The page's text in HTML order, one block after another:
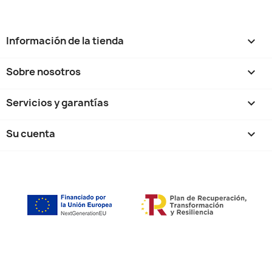
Información de la tienda keyboard_arrow_down
Sobre nosotros 
Servicios y garantías 
Su cuenta 